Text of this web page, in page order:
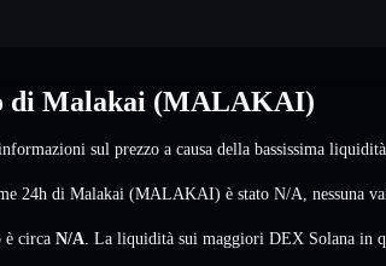
di Malakai (MALAKAI)
sul prezzo a causa della bassissima liquidità.
24h di Malakai (MALAKAI) è stato N/A nessuna
è circa N/A . La liquidità sui maggiori DEX Solana in